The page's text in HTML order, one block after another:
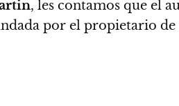
, les contamos que el
por el propietario de